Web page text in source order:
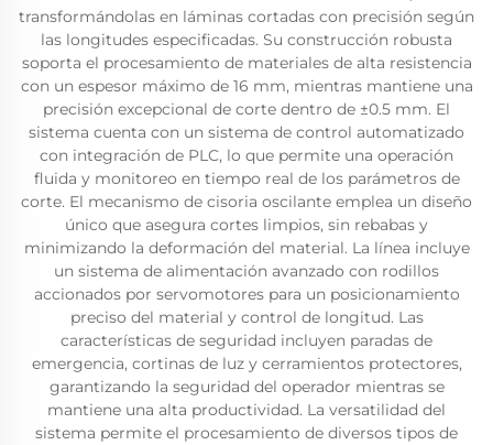
transformándolas en láminas cortadas con precisión según
las longitudes especificadas. Su construcción robusta
soporta el procesamiento de materiales de alta resistencia
con un espesor máximo de 16 mm, mientras mantiene una
precisión excepcional de corte dentro de ±0.5 mm. El
sistema cuenta con un sistema de control automatizado
con integración de PLC, lo que permite una operación
fluida y monitoreo en tiempo real de los parámetros de
corte. El mecanismo de cisoria oscilante emplea un diseño
único que asegura cortes limpios, sin rebabas y
minimizando la deformación del material. La línea incluye
un sistema de alimentación avanzado con rodillos
accionados por servomotores para un posicionamiento
preciso del material y control de longitud. Las
características de seguridad incluyen paradas de
emergencia, cortinas de luz y cerramientos protectores,
garantizando la seguridad del operador mientras se
mantiene una alta productividad. La versatilidad del
sistema permite el procesamiento de diversos tipos de